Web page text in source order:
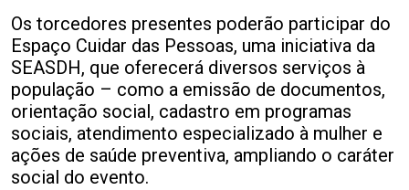
Os torcedores presentes poderão participar do
Espaço Cuidar das Pessoas, uma iniciativa da
SEASDH, que oferecerá diversos serviços à
população – como a emissão de documentos,
orientação social, cadastro em programas
sociais, atendimento especializado à mulher e
ações de saúde preventiva, ampliando o caráter
social do evento.